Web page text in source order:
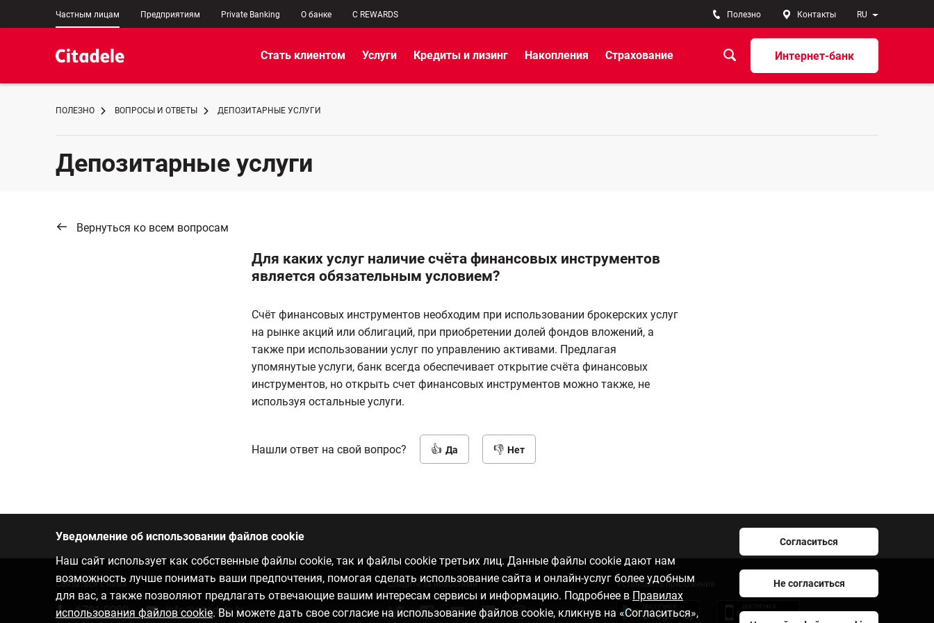
Частным лицам Предприятиям Private Banking О банке C REWARDS RU
Полезно Контакты
Интернет-банк
Стать клиентом Услуги Кредиты и лизинг Накопления Страхование
ПОЛЕЗНО ВОПРОСЫ И ОТВЕТЫ ДЕПОЗИТАРНЫЕ УСЛУГИ
Депозитарные услуги
Вернуться ко всем вопросам
Для каких услуг наличие счёта финансовых инструментов
является обязательным условием?
Счёт финансовых инструментов необходим при использовании брокерских услуг
на рынке акций или облигаций, при приобретении долей фондов вложений, а
также при использовании услуг по управлению активами. Предлагая
упомянутые услуги, банк всегда обеспечивает открытие счёта финансовых
инструментов, но открыть счет финансовых инструментов можно также, не
используя остальные услуги.
Нашли ответ на свой вопрос? Да Нет
Уведомление об использовании файлов cookie
Наш сайт использует как собственные файлы cookie, так и файлы cookie третьих лиц. Данные файлы cookie дают нам
возможность лучше понимать ваши предпочтения, помогая сделать использование сайта и онлайн-услуг более удобным
для вас, а также позволяют предлагать отвечающие вашим интересам сервисы и информацию. Подробнее в Правилах
использования файлов cookie. Вы можете дать свое согласие на использование файлов cookie, кликнув на «Согласиться»,
Согласиться
Не согласиться
Связаться с нами
6701 0000 info@citadele.lv
Следите за новостями Установить приложение